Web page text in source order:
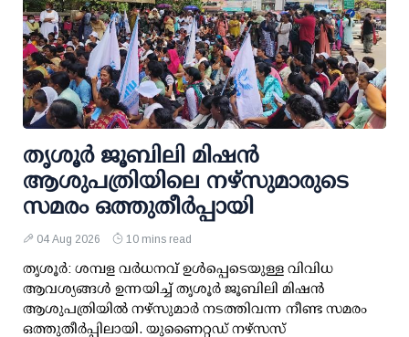
തൃശൂര്‍ ജൂബിലി മിഷന്‍
ആശുപത്രിയിലെ നഴ്സുമാരുടെ
സമരം ഒത്തുതീര്‍പ്പായി
04 Aug 2026 10 mins read
തൃശൂര്‍: ശമ്പള വര്‍ധനവ് ഉള്‍പ്പെടെയുള്ള വിവിധ
ആവശ്യങ്ങള്‍ ഉന്നയിച്ച് തൃശൂര്‍ ജൂബിലി മിഷന്‍
ആശുപത്രിയില്‍ നഴ്സുമാര്‍ നടത്തിവന്ന നീണ്ട സമരം
ഒത്തുതീര്‍പ്പിലായി. യുണൈറ്റഡ് നഴ്സസ്